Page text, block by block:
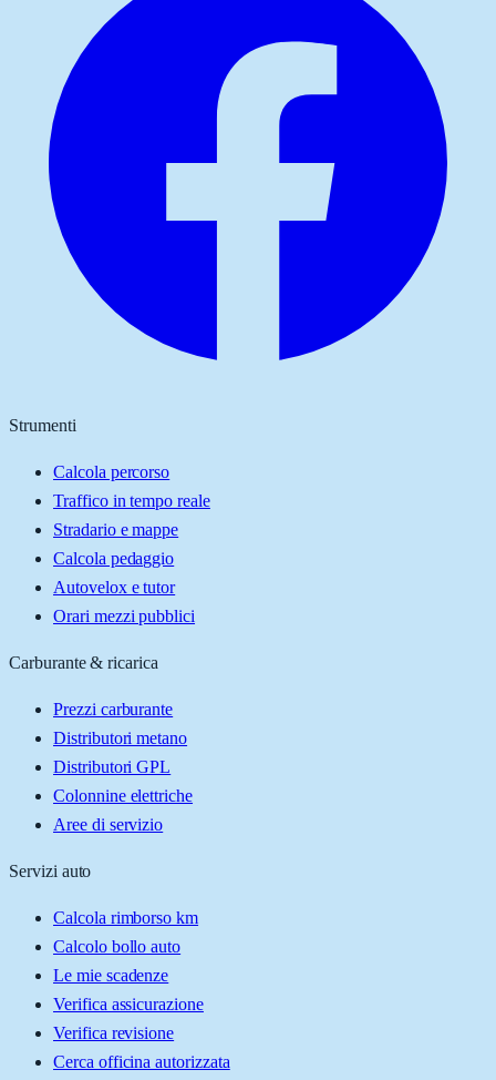
Strumenti
Calcola percorso
Traffico in tempo reale
Stradario e mappe
Calcola pedaggio
Autovelox e tutor
Orari mezzi pubblici
Carburante & ricarica
Prezzi carburante
Distributori metano
Distributori GPL
Colonnine elettriche
Aree di servizio
Servizi auto
Calcola rimborso km
Calcolo bollo auto
Le mie scadenze
Verifica assicurazione
Verifica revisione
Cerca officina autorizzata